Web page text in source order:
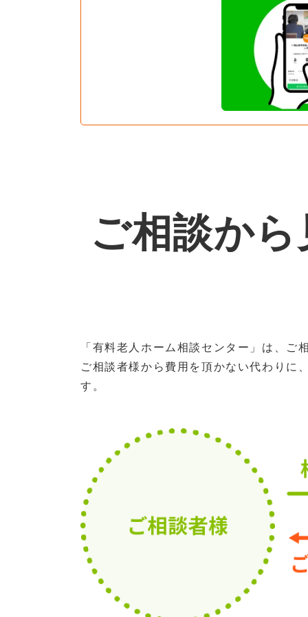
ご相談か
「有料老人ホーム相談センター」は、
ご相談者様から費用を頂かない代わりに
す。